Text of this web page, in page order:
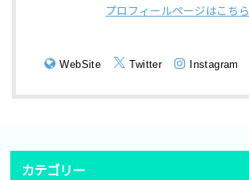
プロフィールページはこちら
WebSite Twitter Instagram
カテゴリー